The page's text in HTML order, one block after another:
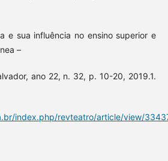
e sua influência no ensino superior e
–
ano 22, n. 32, p. 10-20, 2019.1.
index.php/revteatro/article/view/